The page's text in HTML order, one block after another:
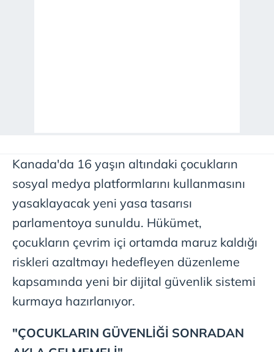
Kanada'da 16 yaşın altındaki çocukların
sosyal medya platformlarını kullanmasını
yasaklayacak yeni yasa tasarısı
parlamentoya sunuldu. Hükümet,
çocukların çevrim içi ortamda maruz kaldığı
riskleri azaltmayı hedefleyen düzenleme
kapsamında yeni bir dijital güvenlik sistemi
kurmaya hazırlanıyor.
"ÇOCUKLARIN GÜVENLİĞİ SONRADAN